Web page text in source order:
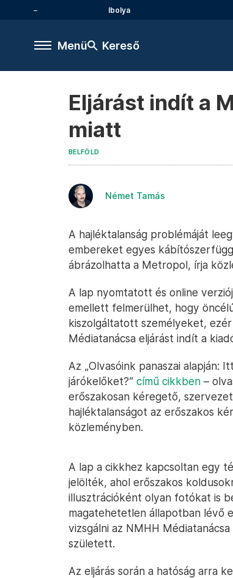
Ibolya
Menü Kereső
Eljárást indít a
miatt
BELFÖLD
Német Tamás
A hajléktalanság problémáját
embereket egyes
ábrázolhatta a Metropol, írja
A lap nyomtatott és online
emellett felmerülhet, hogy
kiszolgáltatott személyeket,
Médiatanácsa eljárást indít a
Az „Olvasóink panaszai
járókelőket?” című cikkben –
erőszakosan kéregető,
hajléktalanságot az erőszakos
közleményben.
A lap a cikkhez kapcsoltan egy
jelölték, ahol erőszakos
illusztrációként olyan fotókat is
magatehetetlen állapotban lévő
vizsgálni az NMHH
született.
Az eljárás során a hatóság arra